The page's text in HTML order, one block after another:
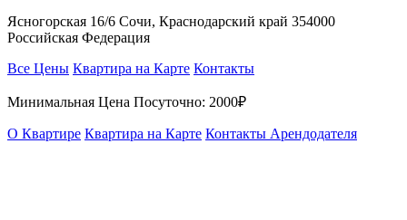
Ясногорская 16/6 Сочи, Краснодарский край 354000
Российская Федерация
Все Цены Квартира на Карте Контакты
Минимальная Цена Посуточно: 2000₽
О Квартире Квартира на Карте Контакты Арендодателя